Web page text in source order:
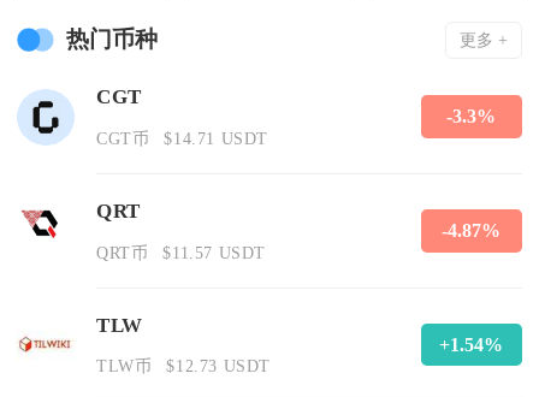
热门币种 更多 +
CGT
CGT币 $14.71 USDT
-3.3%
QRT
QRT币 $11.57 USDT
-4.87%
TLW
TLW币 $12.73 USDT
+1.54%